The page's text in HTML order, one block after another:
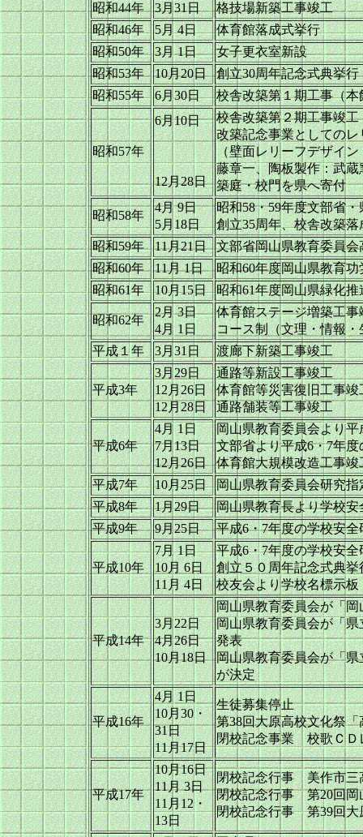
昭和44年
3月31日
格技場新築工事竣工
昭和46年
5月 4日
体育館落成式挙行
昭和50年
3月 1日
女子更衣室新設
昭和53年
10月20日
創立30周年記念式典挙行
昭和55年
6月30日 校舎改築第１期工事（
昭和57年
6月10日
12月28日
校舎改築第２期工事竣工
改築記念事業としてのレ
（壁面レリーフデザイ
藤章一、陶板製作：武
築庭・校門を県へ寄付
昭和58年
4月 9日
5月18日
昭和58・59年度文部省
創立35周年、校舎改築
昭和59年
11月21日
文部省岡山県教育委員
昭和60年
11月 1日
昭和60年度岡山県教育功
昭和61年
10月15日 昭和61年度岡山県緑化
昭和62年
2月 3日
4月 1日
体育館ステージ増築工
コース制（文理・情報・
平成１年
3月31日 渡廊下新築工事竣工
平成3年
3月29日
12月26日
12月28日
通路等新設工事竣工
体育館等災害復旧工事竣
通路舗装等工事竣工
平成6年
4月 1日
7月13日
12月26日
岡山県教育委員会より
文部省より平成6・7年
体育館大規模改造工事竣
平成7年
10月25日
岡山県教育委員会研究
平成8年
1月29日
岡山県教育長より学校
平成9年
9月25日 平成6・7年度の学校安
平成10年
7月 1日
10月 6日
11月 4日
平成6・7年度の学校安
創立５０周年記念式典挙
校友会より学校名標示
平成14年
3月22日
4月26日
10月18日
岡山県教育委員会が「
岡山県教育委員会が「
発表
岡山県教育委員会が「
が決定
平成16年
4月 1日
10月30・
31日
11月17日
生徒募集停止
第38回大原高校文化祭
閉校記念事業 校歌ＣＤ
平成17年
10月16日
11月 3日
11月12・
13日
閉校記念行事 美作市三
閉校記念行事 第20回岡
閉校記念行事 第39回大